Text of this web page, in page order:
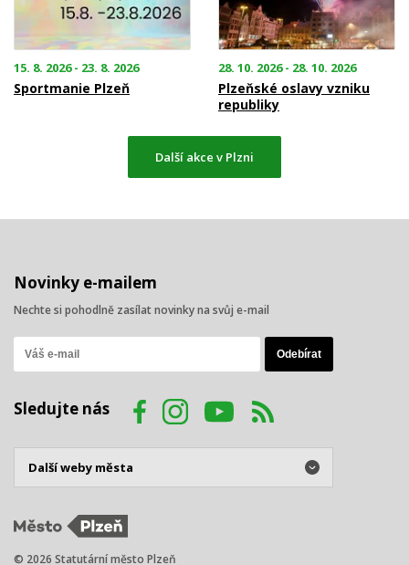
15. 8. 2026 - 23. 8. 2026
Sportmanie Plzeň
28. 10. 2026 - 28. 10. 2026
Plzeňské oslavy vzniku
republiky
Další akce v Plzni
Novinky e-mailem
Nechte si pohodlně zasílat novinky na svůj e-mail
Sledujte nás
© 2026 Statutární město Plzeň